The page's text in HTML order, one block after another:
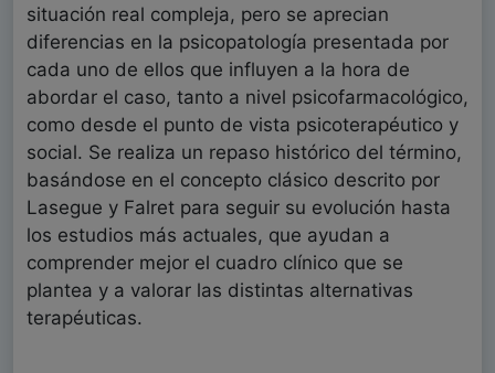
situación real compleja, pero se aprecian
diferencias en la psicopatología presentada por
cada uno de ellos que influyen a la hora de
abordar el caso, tanto a nivel psicofarmacológico,
como desde el punto de vista psicoterapéutico y
social. Se realiza un repaso histórico del término,
basándose en el concepto clásico descrito por
Lasegue y Falret para seguir su evolución hasta
los estudios más actuales, que ayudan a
comprender mejor el cuadro clínico que se
plantea y a valorar las distintas alternativas
terapéuticas.